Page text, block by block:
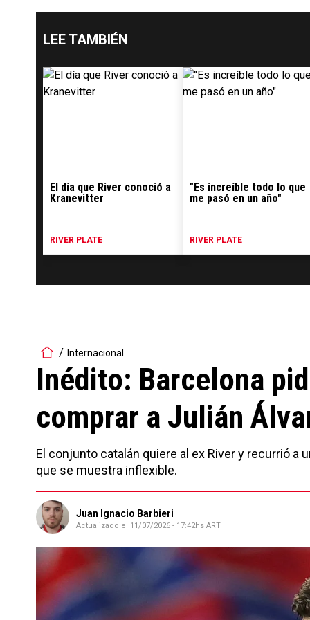
LEE TAMBIÉN
El día que River conoció a
Kranevitter
RIVER PLATE
"Es increíble todo lo que
me pasó en un año"
RIVER PLATE
Internacional
Inédito: Barcelona
comprar a Julián
El conjunto catalán quiere al ex River y recurrió a
que se muestra inflexible.
Juan Ignacio Barbieri
Actualizado el 11/07/2026 - 17:42hs ART